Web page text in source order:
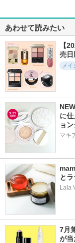
あわせて読みたい
【
売日
メイ
に
ョ
マキ
と
Lala
7月
が当